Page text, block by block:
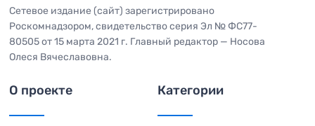
Сетевое издание (сайт) зарегистрировано
Роскомнадзором, свидетельство серия Эл № ФС77-
80505 от 15 марта 2021 г. Главный редактор — Носова
Олеся Вячеславовна.
О проекте Категории